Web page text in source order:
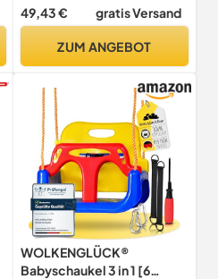
49,43 € gratis Versand
ZUM ANGEBOT
WOLKENGLÜCK®
Babyschaukel 3 in 1 [6